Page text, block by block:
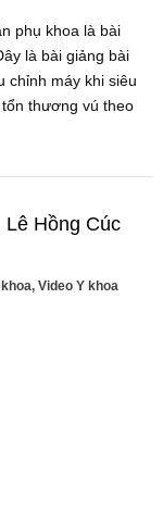
phụ khoa là bài
là bài giảng bài
chỉnh máy khi siêu
thương vú theo
Lê Hồng Cúc
, Video Y khoa